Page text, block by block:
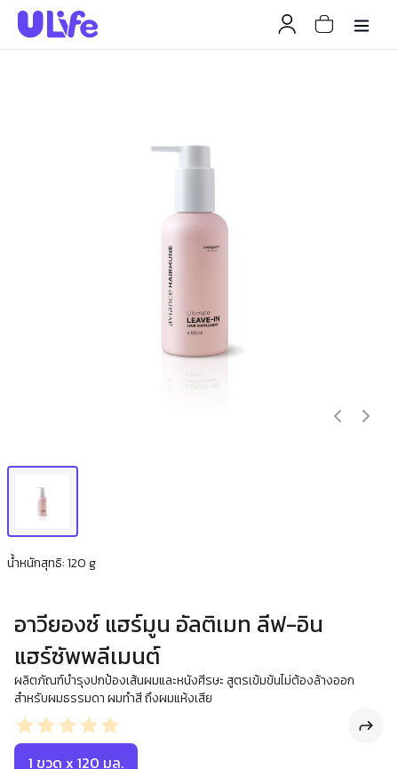
น้ำหนักสุทธิ: 120 g
อาวียองซ์ แฮร์มูน อัลติเมท ลีฟ-อิน
แฮร์ซัพพลีเมนต์
ผลิตภัณฑ์บำรุงปกป้องเส้นผมและหนังศีรษะ สูตรเข้มข้นไม่ต้องล้างออก
สำหรับผมธรรมดา ผมทำสี ถึงผมแห้งเสีย
1 ขวด x 120 มล.